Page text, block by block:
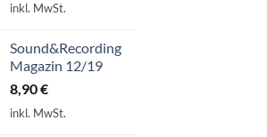
inkl. MwSt.
Sound&Recording
Magazin 12/19
8,90€
inkl. MwSt.